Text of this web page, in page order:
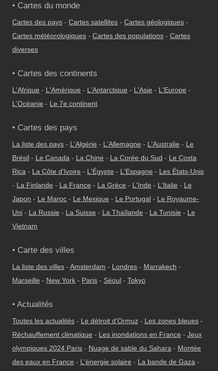
• Cartes du monde
Cartes des pays - Cartes satellites - Cartes géologiques -
Cartes météorologiques - Cartes des populations - Cartes
diverses
• Cartes des continents
L'Afrique - L'Amérique - L'Antarctique - L'Asie - L'Europe -
L'Océanie - Le 7e continent
• Cartes des pays
La liste des pays - L'Algérie - L'Allemagne - L'Australie - Le
Brésil - Le Canada - La Chine - La Corée du Sud - Le Costa
Rica - La Côte d'Ivoire - L'Égypte - L'Espagne - Les États-Unis
- La Finlande - La France - La Grèce - L'Inde - L'Italie - Le
Japon - Le Maroc - Le Mexique - Le Portugal - Le Royaume-
Uni - La Russie - La Suisse - La Thaïlande - La Tunisie - Le
Vietnam
• Carte des villes
La liste des villes - Amsterdam - Londres - Marrakech -
Marseille - New York - Paris - Séoul - Tokyo
• Actualités
Toutes les actualités - Le détroit d'Ormuz - Les zones bleues -
Réchauffement climatique - Les inondations en France - Jeux
olympiques 2024 Paris - Nuage de sable du Sahara - Montée
des eaux en France - L'énergie solaire - La bande de Gaza -